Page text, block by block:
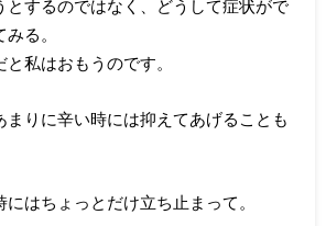
とするのではなく、どうして症状がで
る。
私はおもうのです。
まりに辛い時には抑えてあげることも
はちょっとだけ立ち止まって。